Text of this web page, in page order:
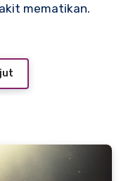
mematikan.